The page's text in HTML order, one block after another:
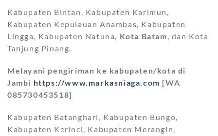
Kabupaten Bintan, Kabupaten Karimun,
Kabupaten Kepulauan Anambas, Kabupaten
Lingga, Kabupaten Natuna, Kota Batam, dan Kota
Tanjung Pinang.
Melayani pengiriman ke kabupaten/kota di
Jambi https://www.markasniaga.com [WA
085730453518]
Kabupaten Batanghari, Kabupaten Bungo,
Kabupaten Kerinci, Kabupaten Merangin,